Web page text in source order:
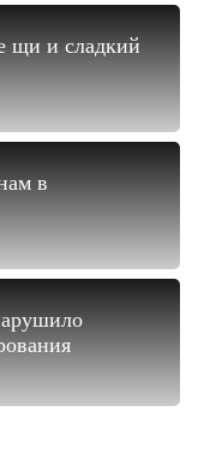
щи и сладкий
в